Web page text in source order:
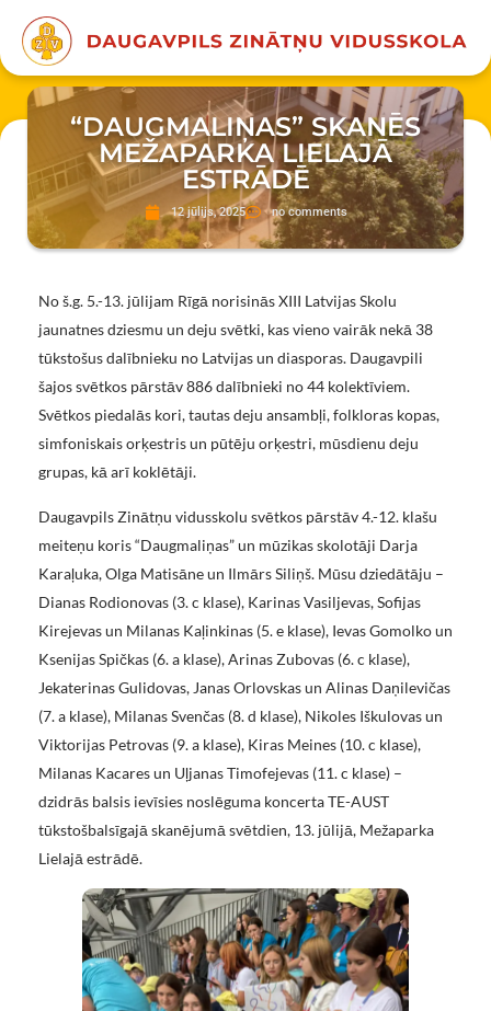
“DAUGMALIŅAS” SKANĒS
MEŽAPARKA LIELAJĀ
ESTRĀDĒ
12 jūlijs, 2025 no comments
No š.g. 5.-13. jūlijam Rīgā norisinās XIII Latvijas Skolu
jaunatnes dziesmu un deju svētki, kas vieno vairāk nekā 38
tūkstošus dalībnieku no Latvijas un diasporas. Daugavpili
šajos svētkos pārstāv 886 dalībnieki no 44 kolektīviem.
Svētkos piedalās kori, tautas deju ansambļi, folkloras kopas,
simfoniskais orķestris un pūtēju orķestri, mūsdienu deju
grupas, kā arī koklētāji.
Daugavpils Zinātņu vidusskolu svētkos pārstāv 4.-12. klašu
meiteņu koris “Daugmaliņas” un mūzikas skolotāji Darja
Karaļuka, Olga Matisāne un Ilmārs Siliņš. Mūsu dziedātāju –
Dianas Rodionovas (3. c klase), Karinas Vasiljevas, Sofijas
Kirejevas un Milanas Kaļinkinas (5. e klase), Ievas Gomolko un
Ksenijas Spičkas (6. a klase), Arinas Zubovas (6. c klase),
Jekaterinas Gulidovas, Janas Orlovskas un Alinas Daņilevičas
(7. a klase), Milanas Svenčas (8. d klase), Nikoles Iškulovas un
Viktorijas Petrovas (9. a klase), Kiras Meines (10. c klase),
Milanas Kacares un Uļjanas Timofejevas (11. c klase) –
dzidrās balsis ievīsies noslēguma koncerta TE-AUST
tūkstošbalsīgajā skanējumā svētdien, 13. jūlijā, Mežaparka
Lielajā estrādē.